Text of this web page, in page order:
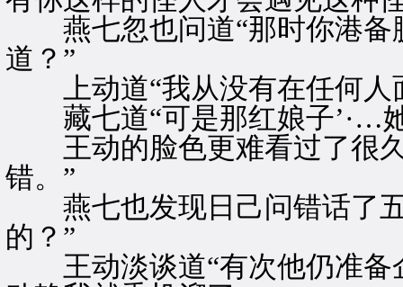
燕七忽也问道“那时你港备
道？”
上动道“我从没有在任何人
藏七道“可是那红娘子’·…
王动的脸色更难看过了很久
错。”
燕七也发现日己问错话了五
的？”
王动淡谈道“有次他仍准备